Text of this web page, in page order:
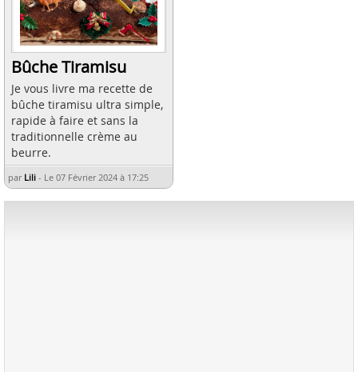
Bûche Tiramisu
Je vous livre ma recette de
bûche tiramisu ultra simple,
rapide à faire et sans la
traditionnelle crème au
beurre.
par Lili - Le 07 Février 2024 à 17:25